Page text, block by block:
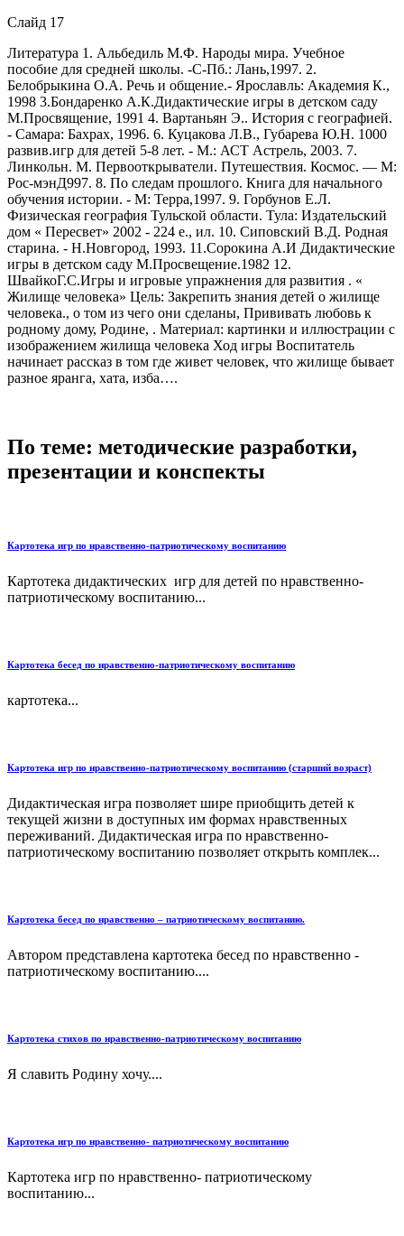
Слайд 17
Литература 1. Альбедиль М.Ф. Народы мира. Учебное
пособие для средней школы. -С-Пб.: Лань,1997. 2.
Белобрыкина О.А. Речь и общение.- Ярославль: Академия К.,
1998 3.Бондаренко А.К.Дидактические игры в детском саду
М.Просвящение, 1991 4. Вартаньян Э.. История с географией.
- Самара: Бахрах, 1996. 6. Куцакова Л.В., Губарева Ю.Н. 1000
развив.игр для детей 5-8 лет. - М.: АСТ Астрель, 2003. 7.
Линкольн. М. Первооткрыватели. Путешествия. Космос. — М:
Рос-мэнД997. 8. По следам прошлого. Книга для начального
обучения истории. - М: Терра,1997. 9. Горбунов Е.Л.
Физическая география Тульской области. Тула: Издательский
дом « Пересвет» 2002 - 224 е., ил. 10. Сиповский В.Д. Родная
старина. - Н.Новгород, 1993. 11.Сорокина А.И Дидактические
игры в детском саду М.Просвещение.1982 12.
ШвайкоГ.С.Игры и игровые упражнения для развития . «
Жилище человека» Цель: Закрепить знания детей о жилище
человека., о том из чего они сделаны, Прививать любовь к
родному дому, Родине, . Материал: картинки и иллюстрации с
изображением жилища человека Ход игры Воспитатель
начинает рассказ в том где живет человек, что жилище бывает
разное яранга, хата, изба….
По теме: методические разработки,
презентации и конспекты
Картотека игр по нравственно-патриотическому воспитанию
Картотека дидактических игр для детей по нравственно-
патриотическому воспитанию...
Картотека бесед по нравственно-патриотическому воспитанию
картотека...
Картотека игр по нравственно-патриотическому воспитанию (старший возраст)
Дидактическая игра позволяет шире приобщить детей к
текущей жизни в доступных им формах нравственных
переживаний. Дидактическая игра по нравственно-
патриотическому воспитанию позволяет открыть комплек...
Картотека бесед по нравственно – патриотическому воспитанию.
Автором представлена картотека бесед по нравственно -
патриотическому воспитанию....
Картотека стихов по нравственно-патриотическому воспитанию
Я славить Родину хочу....
Картотека игр по нравственно- патриотическому воспитанию
Картотека игр по нравственно- патриотическому
воспитанию...